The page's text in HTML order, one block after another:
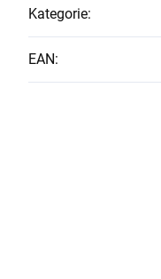
Kategorie:
EAN: